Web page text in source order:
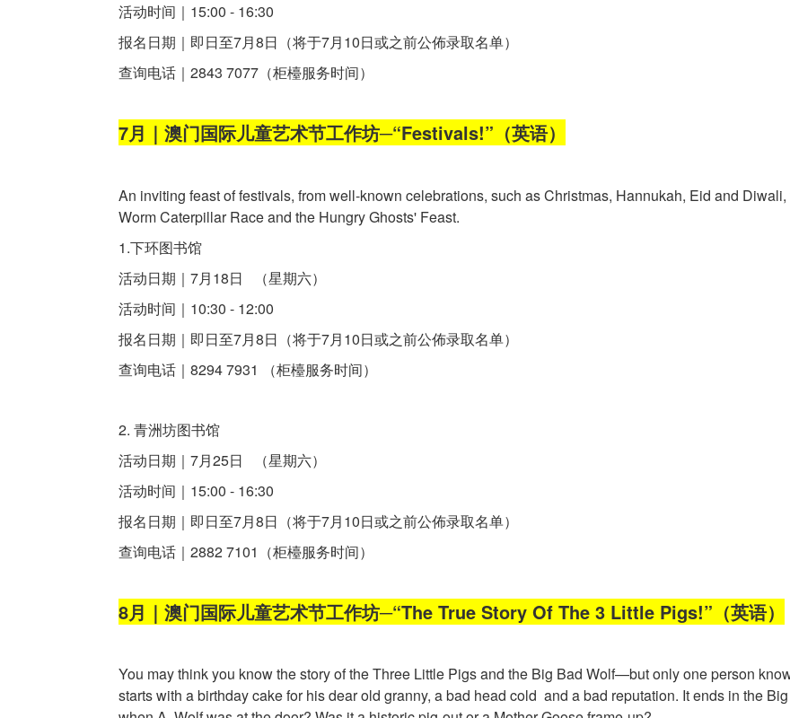
活动时间｜15:00 - 16:30
报名日期｜即日至7月8日（将于7月10日或之前公佈录取名单）
查询电话｜2843 7077（柜檯服务时间）
7月｜澳门国际儿童艺术节工作坊─“Festivals!”（英语）
An inviting feast of festivals, from well-known celebrations, such as Christmas, Hannukah, Eid and
Worm Caterpillar Race and the Hungry Ghosts' Feast.
1.下环图书馆
活动日期｜7月18日 （星期六）
活动时间｜10:30 - 12:00
报名日期｜即日至7月8日（将于7月10日或之前公佈录取名单）
查询电话｜8294 7931 （柜檯服务时间）
2. 青洲坊图书馆
活动日期｜7月25日 （星期六）
活动时间｜15:00 - 16:30
报名日期｜即日至7月8日（将于7月10日或之前公佈录取名单）
查询电话｜2882 7101（柜檯服务时间）
8月｜澳门国际儿童艺术节工作坊─“The True Story Of The 3 Little Pigs!”（英语）
You may think you know the story of the Three Little Pigs and the Big Bad Wolf—but only one person
starts with a birthday cake for his dear old granny, a bad head cold and a bad reputation. It ends in the